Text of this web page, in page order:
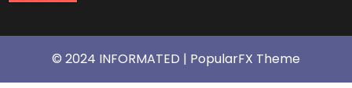
© 2024 INFORMATED | PopularFX Theme